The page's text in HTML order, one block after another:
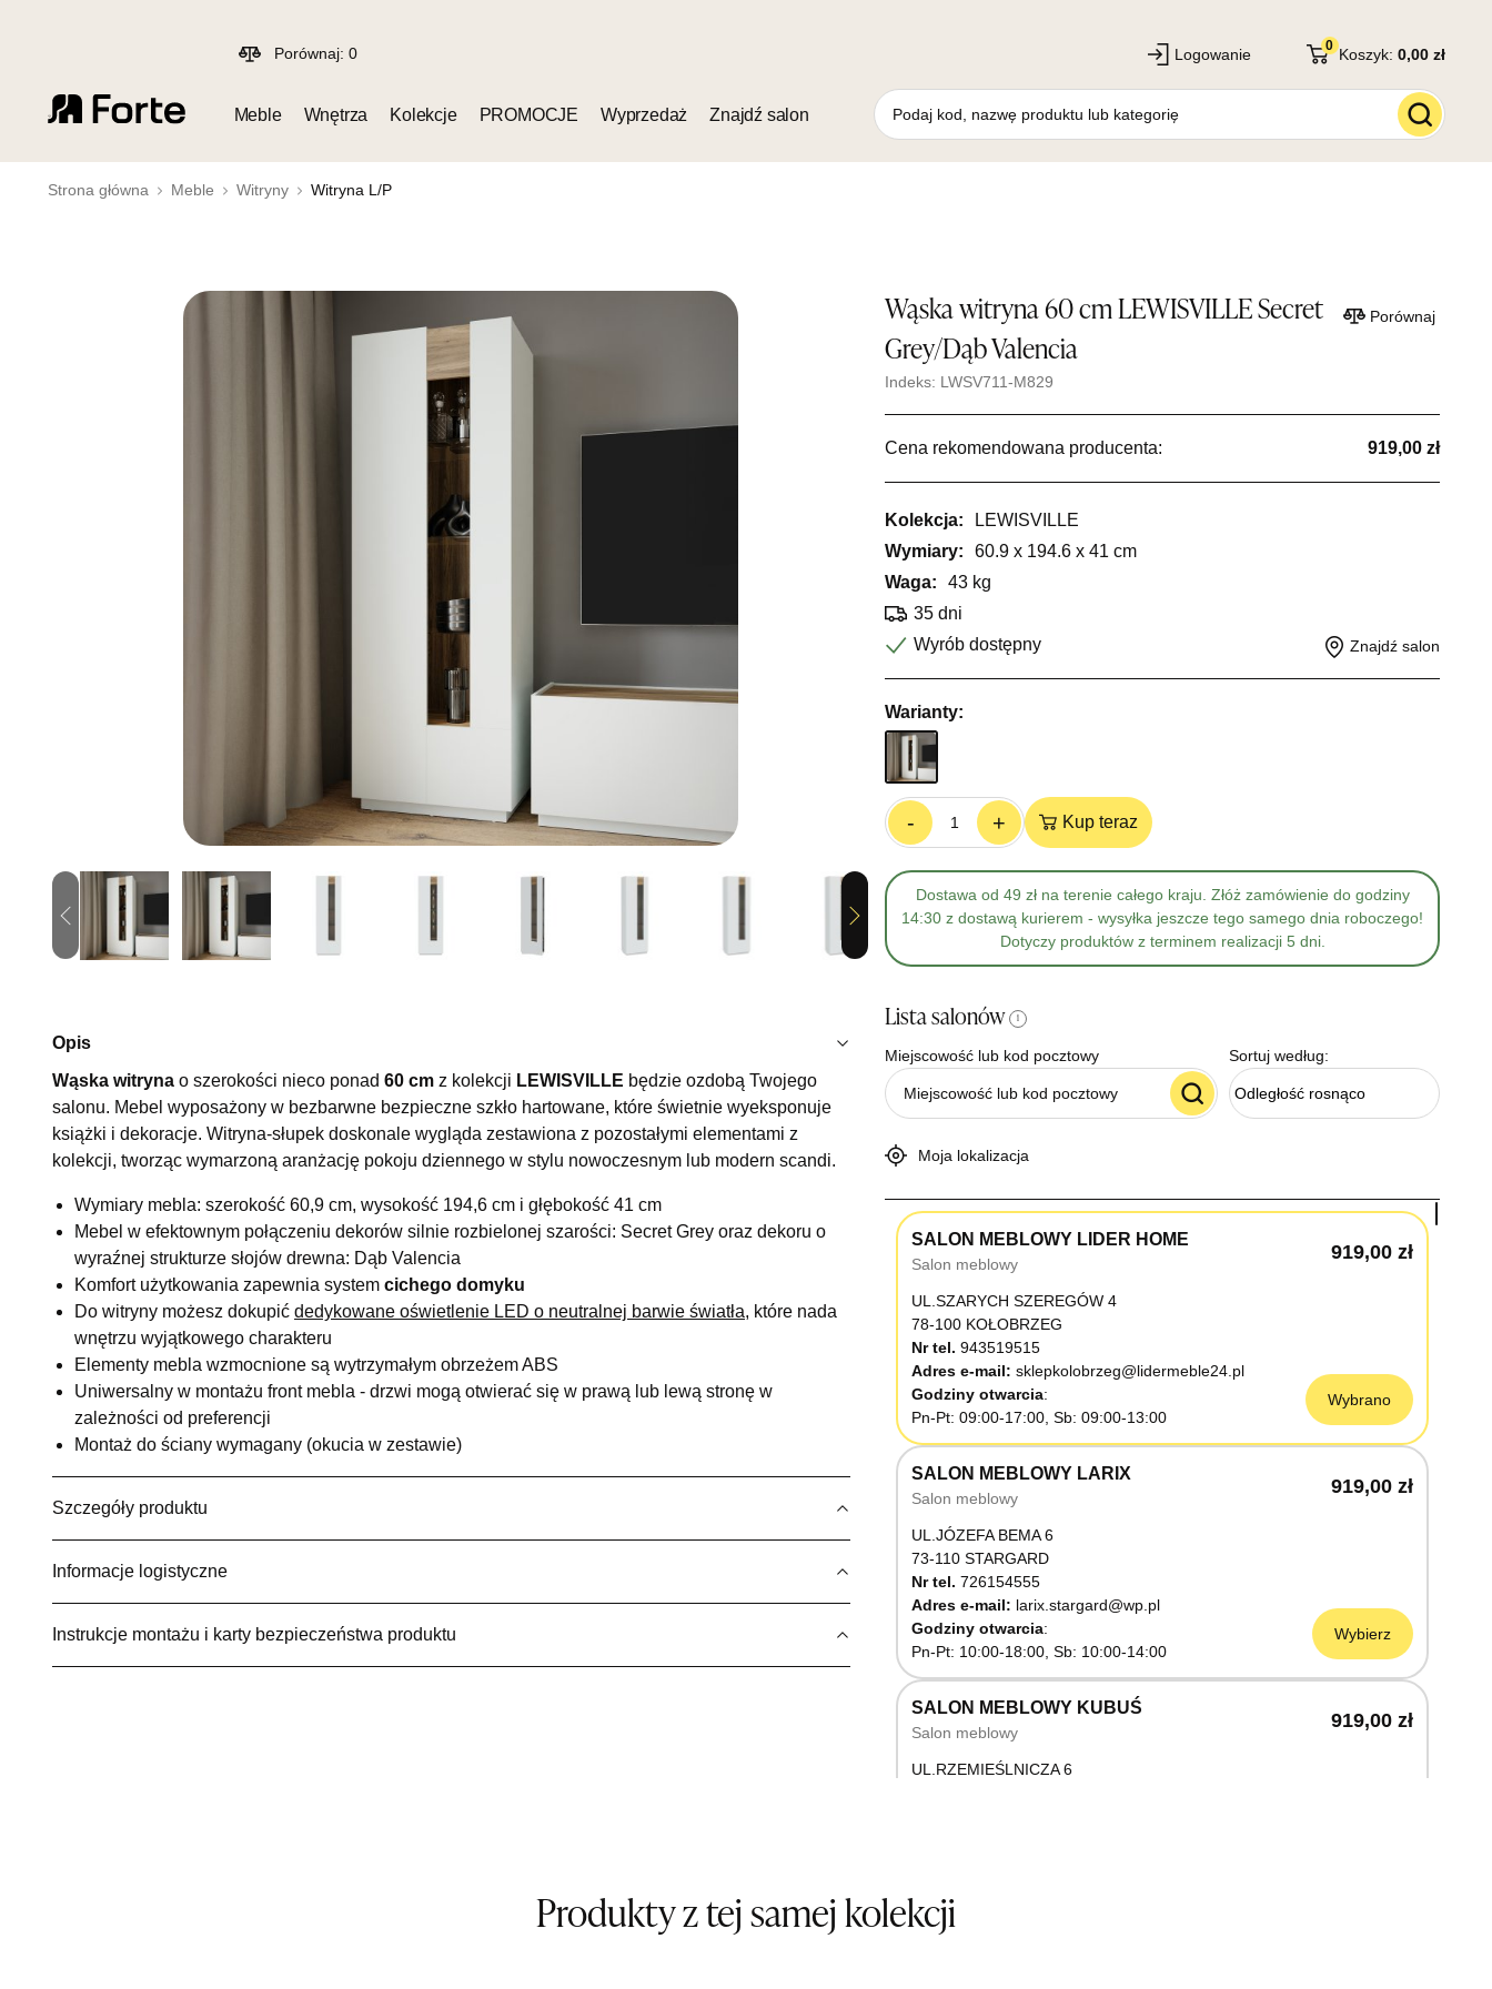
Porównaj: 0
Meble Wnętrza Kolekcje PROMOCJE Wyprzedaż Znajdź salon
Logowanie 0 Koszyk: 0,00 zł
Strona główna Meble Witryny Witryna L/P
Previous Next
Opis
Wąska witryna o szerokości nieco ponad 60 cm z kolekcji LEWISVILLE będzie ozdobą Twojego
salonu. Mebel wyposażony w bezbarwne bezpieczne szkło hartowane, które świetnie wyeksponuje
książki i dekoracje. Witryna-słupek doskonale wygląda zestawiona z pozostałymi elementami z
kolekcji, tworząc wymarzoną aranżację pokoju dziennego w stylu nowoczesnym lub modern scandi.
Wymiary mebla: szerokość 60,9 cm, wysokość 194,6 cm i głębokość 41 cm
Mebel w efektownym połączeniu dekorów silnie rozbielonej szarości: Secret Grey oraz dekoru o
wyraźnej strukturze słojów drewna: Dąb Valencia
Komfort użytkowania zapewnia system cichego domyku
Do witryny możesz dokupić dedykowane oświetlenie LED o neutralnej barwie światła, które nada
wnętrzu wyjątkowego charakteru
Elementy mebla wzmocnione są wytrzymałym obrzeżem ABS
Uniwersalny w montażu front mebla - drzwi mogą otwierać się w prawą lub lewą stronę w
zależności od preferencji
Montaż do ściany wymagany (okucia w zestawie)
Szczegóły produktu
Informacje logistyczne
Instrukcje montażu i karty bezpieczeństwa produktu
Wąska witryna 60 cm LEWISVILLE Secret
Grey/Dąb Valencia
Indeks: LWSV711-M829
Porównaj
Cena rekomendowana producenta: 919,00 zł
Kolekcja:
LEWISVILLE
Wymiary:
60.9 x 194.6 x 41 cm
Waga:
43 kg
35 dni
Wyrób dostępny
Znajdź salon
Warianty:
- + Kup teraz
Dostawa od 49 zł na terenie całego kraju. Złóż zamówienie do godziny
14:30 z dostawą kurierem - wysyłka jeszcze tego samego dnia roboczego!
Dotyczy produktów z terminem realizacji 5 dni.
Lista salonów i
Miejscowość lub kod pocztowy
Moja lokalizacja
Sortuj według:
Odległość rosnąco
SALON MEBLOWY LIDER HOME
Salon meblowy
UL.SZARYCH SZEREGÓW 4
78-100 KOŁOBRZEG
Nr tel. 943519515
Adres e-mail: sklepkolobrzeg@lidermeble24.pl
Godziny otwarcia
Pn-Pt: 09:00-17:00, Sb: 09:00-13:00
919,00 zł
Wybrano
SALON MEBLOWY LARIX
Salon meblowy
UL.JÓZEFA BEMA 6
73-110 STARGARD
Nr tel. 726154555
Adres e-mail: larix.stargard@wp.pl
Godziny otwarcia
Pn-Pt: 10:00-18:00, Sb: 10:00-14:00
919,00 zł
Wybierz
SALON MEBLOWY KUBUŚ
Salon meblowy
UL.RZEMIEŚLNICZA 6
919,00 zł
SALON MEBLOWY M JAK MEBLE
Produkty z tej samej kolekcji